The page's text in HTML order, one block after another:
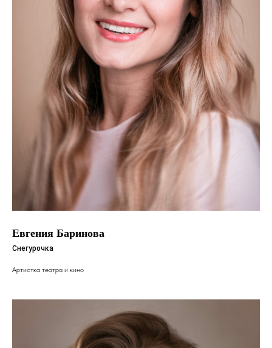
Евгения Баринова
Снегурочка
Артистка театра и кино